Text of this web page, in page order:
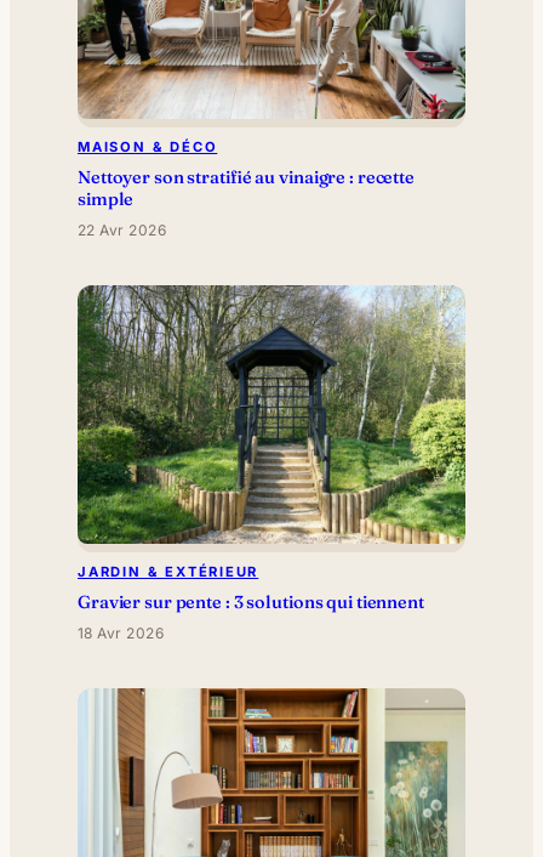
MAISON & DÉCO
Nettoyer son stratifié au vinaigre : recette
simple
22 Avr 2026
JARDIN & EXTÉRIEUR
Gravier sur pente : 3 solutions qui tiennent
18 Avr 2026